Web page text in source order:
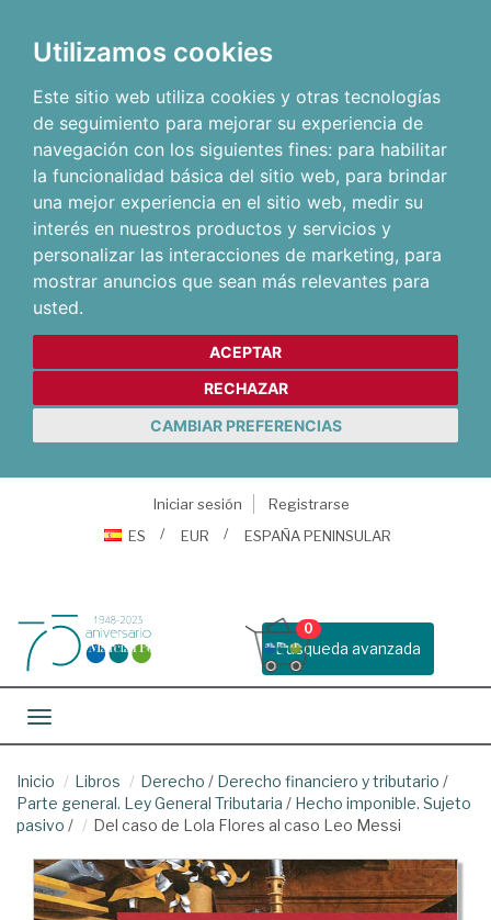
Utilizamos cookies
Este sitio web utiliza cookies y otras tecnologías
de seguimiento para mejorar su experiencia de
navegación con los siguientes fines: para habilitar
la funcionalidad básica del sitio web, para brindar
una mejor experiencia en el sitio web, medir su
interés en nuestros productos y servicios y
personalizar las interacciones de marketing, para
mostrar anuncios que sean más relevantes para
usted.
ACEPTAR
RECHAZAR
CAMBIAR PREFERENCIAS
Iniciar sesión
Registrarse
ES
EUR ESPAÑA PENINSULAR
Busqueda avanzada
0
Toggle navigation
Inicio Libros Derecho / Derecho financiero y tributario /
Parte general. Ley General Tributaria / Hecho imponible. Sujeto
pasivo / Del caso de Lola Flores al caso Leo Messi